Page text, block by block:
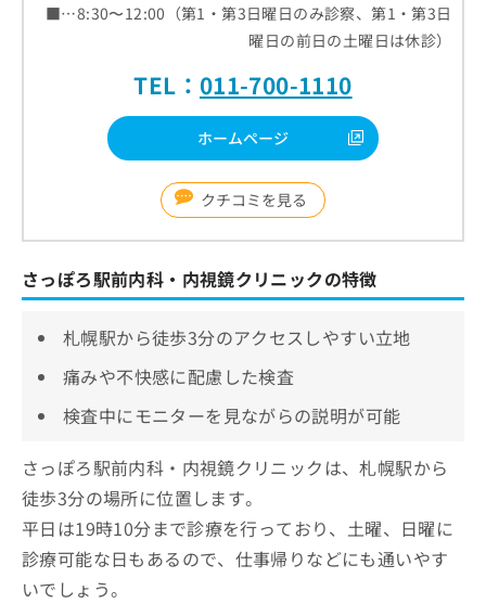
■…8:30〜12:00（第1・第3日曜日のみ診察、第1・第3日
曜日の前日の土曜日は休診）
TEL： 011-700-1110
ホームページ
クチコミを見る
さっぽろ駅前内科・内視鏡クリニックの特徴
札幌駅から徒歩3分のアクセスしやすい立地
痛みや不快感に配慮した検査
検査中にモニターを見ながらの説明が可能
さっぽろ駅前内科・内視鏡クリニックは、札幌駅から
徒歩3分の場所に位置します。
平日は19時10分まで診療を行っており、土曜、日曜に
診療可能な日もあるので、仕事帰りなどにも通いやす
いでしょう。